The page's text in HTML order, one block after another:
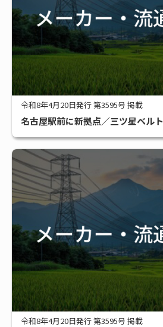
令和8年4月20日発行 第3595号 掲載
名古屋駅前に新拠点／三ツ星ベルト
令和8年4月20日発行 第3595号 掲載